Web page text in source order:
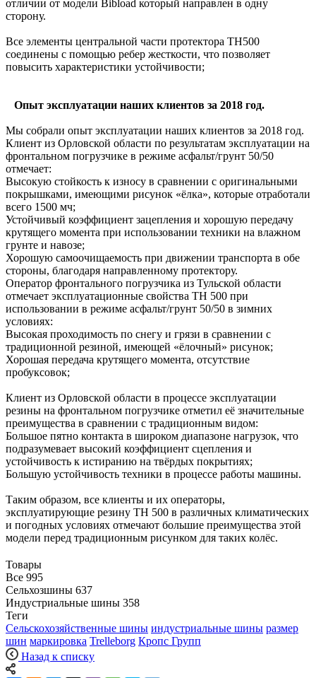
отличии от модели Bibload который направлен в одну
сторону.
Все элементы центральной части протектора TH500
соединены с помощью ребер жесткости, что позволяет
повысить характеристики устойчивости;
Опыт эксплуатации наших клиентов за 2018 год.
Мы собрали опыт эксплуатации наших клиентов за 2018 год.
Клиент из Орловской области по результатам эксплуатации на
фронтальном погрузчике в режиме асфальт/грунт 50/50
отмечает:
Высокую стойкость к износу в сравнении с оригинальными
покрышками, имеющими рисунок «ёлка», которые отработали
всего 1500 мч;
Устойчивый коэффициент зацепления и хорошую передачу
крутящего момента при использовании техники на влажном
грунте и навозе;
Хорошую самоочищаемость при движении транспорта в обе
стороны, благодаря направленному протектору.
Оператор фронтального погрузчика из Тульской области
отмечает эксплуатационные свойства ТН 500 при
использовании в режиме асфальт/грунт 50/50 в зимних
условиях:
Высокая проходимость по снегу и грязи в сравнении с
традиционной резиной, имеющей «ёлочный» рисунок;
Хорошая передача крутящего момента, отсутствие
пробуксовок;
Клиент из Орловской области в процессе эксплуатации
резины на фронтальном погрузчике отметил её значительные
преимущества в сравнении с традиционным видом:
Большое пятно контакта в широком диапазоне нагрузок, что
подразумевает высокий коэффициент сцепления и
устойчивость к истиранию на твёрдых покрытиях;
Большую устойчивость техники в процессе работы машины.
Таким образом, все клиенты и их операторы,
эксплуатирующие резину ТН 500 в различных климатических
и погодных условиях отмечают большие преимущества этой
модели перед традиционным рисунком для таких колёс.
Товары
Все 995
Сельхозшины 637
Индустриальные шины 358
Теги
Сельскохозяйственные шины индустриальные шины размер
шин маркировка Trelleborg Кропс Групп
Назад к списку